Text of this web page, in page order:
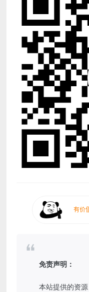
免责声明：
本站提供的资